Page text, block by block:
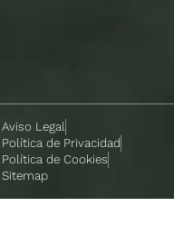
Aviso Legal
Política de Privacidad
Política de Cookies
Sitemap